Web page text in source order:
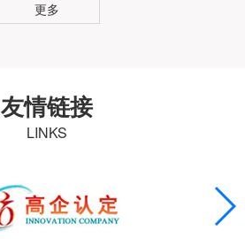
更多
友情链接
LINKS